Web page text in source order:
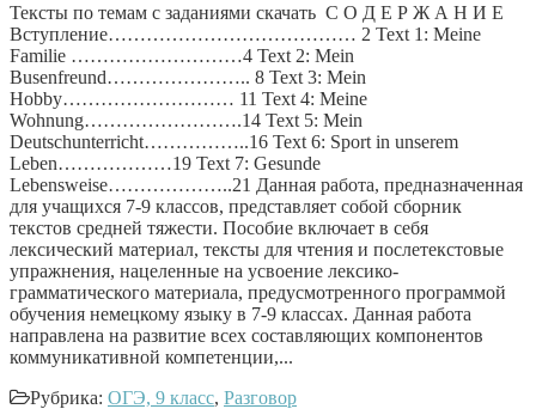
Тексты по темам с заданиями скачать С О Д Е Р Ж А Н И Е
Вступление………………………………… 2 Text 1: Meine
Familie ………………………4 Text 2: Mein
Busenfreund………………….. 8 Text 3: Mein
Hobby……………………… 11 Text 4: Meine
Wohnung…………………….14 Text 5: Mein
Deutschunterricht……………..16 Text 6: Sport in unserem
Leben………………19 Text 7: Gesunde
Lebensweise………………..21 Данная работа, предназначенная
для учащихся 7-9 классов, представляет собой сборник
текстов средней тяжести. Пособие включает в себя
лексический материал, тексты для чтения и послетекстовые
упражнения, нацеленные на усвоение лексико-
грамматического материала, предусмотренного программой
обучения немецкому языку в 7-9 классах. Данная работа
направлена на развитие всех составляющих компонентов
коммуникативной компетенции,...
Рубрика: ОГЭ, 9 класс, Разговор